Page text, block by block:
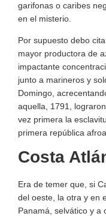
garifonas o caribes
en el misterio.
Por supuesto debo
mayor productora de
impactante
junto a marineros y
Domingo,
aquella, 1791,
vez primera la
primera república
Costa
Era de temer que, si
del oeste, la otra y en
Panamá, selvático y a